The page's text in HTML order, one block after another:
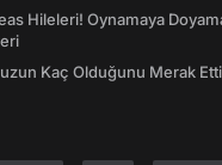
Hileleri! Oynamaya
Kaç Olduğunu Merak